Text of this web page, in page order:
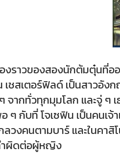
งราวของสองนักต้มตุ๋นที่อ
เชสเตอร์ฟิลด์ เป็นสาวอัง
จากทั่วทุกมุมโลก และจู่ ๆ
ๆ กับที่ โจเซฟิน เป็นคนเ
วงคนตามบาร์ และในคา
ำผิดต่อผู้หญิง